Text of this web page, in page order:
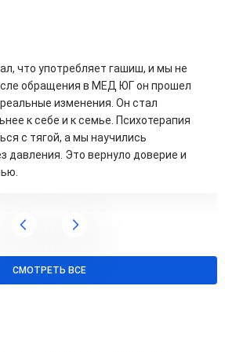
что употребляет гашиш, и мы не
обращения в МЕД ЮГ он прошел
изменения. Он стал
к себе и к семье. Психотерапия
с тягой, а мы научились
давления. Это вернуло доверие и
СМОТРЕТЬ ВСЕ